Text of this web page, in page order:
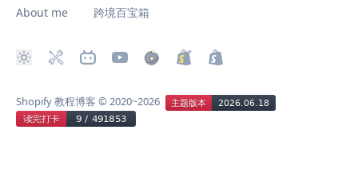
About me
跨境百宝箱
Shopify 教程博客 © 2020~2026